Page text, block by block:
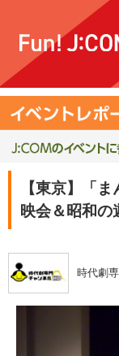
【東京】「
映会＆昭和の
時代劇